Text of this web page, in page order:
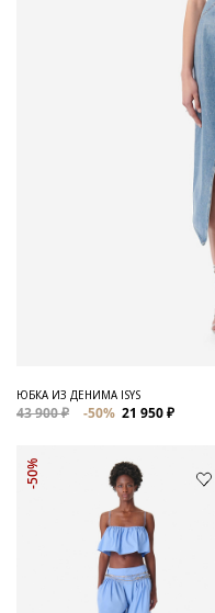
ЮБКА ИЗ ДЕНИМА ISYS
43 900 ₽ -50% 21 950 ₽
-50%